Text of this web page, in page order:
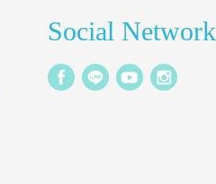
Social Network